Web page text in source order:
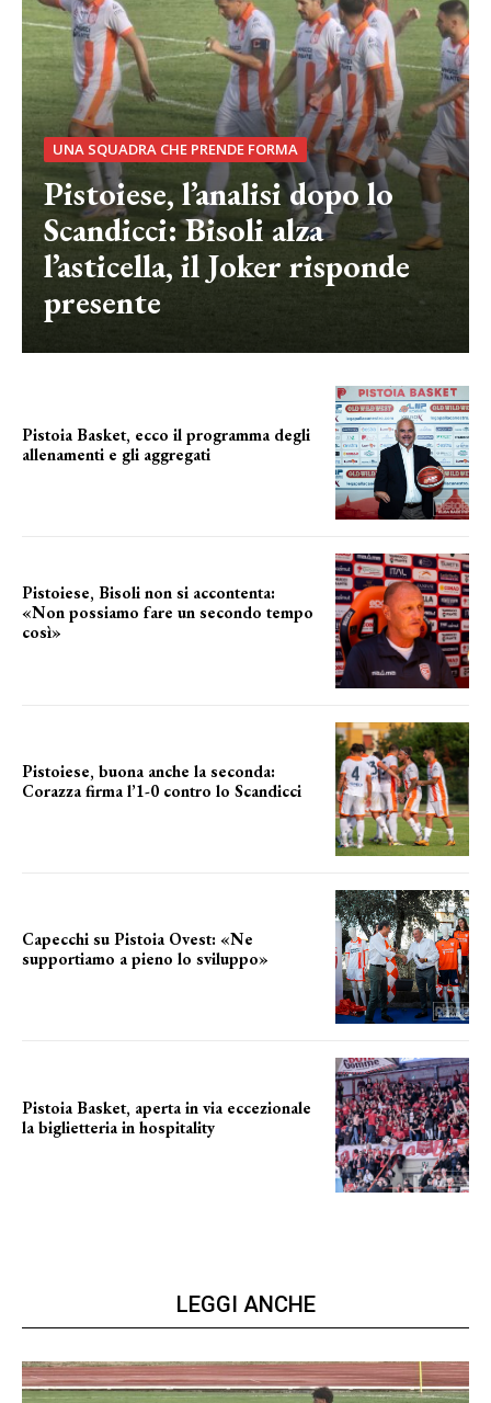
UNA SQUADRA CHE PRENDE FORMA
Pistoiese, l’analisi dopo lo
Scandicci: Bisoli alza
l’asticella, il Joker risponde
presente
Pistoia Basket, ecco il programma degli
allenamenti e gli aggregati
Pistoiese, Bisoli non si accontenta:
«Non possiamo fare un secondo tempo
così»
Pistoiese, buona anche la seconda:
Corazza firma l’1-0 contro lo Scandicci
Capecchi su Pistoia Ovest: «Ne
supportiamo a pieno lo sviluppo»
Pistoia Basket, aperta in via eccezionale
la biglietteria in hospitality
LEGGI ANCHE